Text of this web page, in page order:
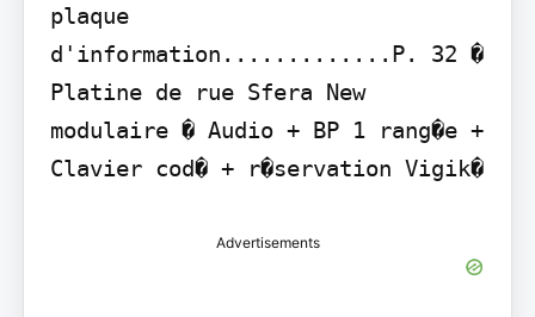
plaque
d'information.............P. 32 �
Platine de rue Sfera New
modulaire � Audio + BP 1 rang�e +
Clavier cod� + r�servation Vigik�
Advertisements